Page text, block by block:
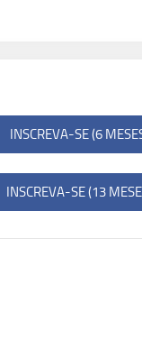
INSCREVA-SE (6
INSCREVA-SE (13